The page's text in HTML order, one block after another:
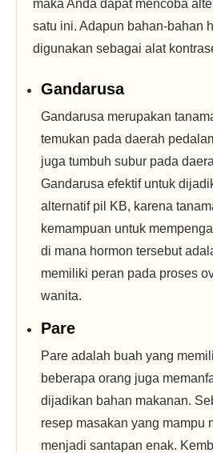
maka Anda dapat mencoba
satu ini. Adapun bahan-bahan
digunakan sebagai alat
Gandarusa
Gandarusa merupakan
temukan pada daerah
juga tumbuh subur pada
Gandarusa efektif untuk
alternatif pil KB, karena
kemampuan untuk
di mana hormon tersebut
memiliki peran pada proses
wanita.
Pare
Pare adalah buah yang
beberapa orang juga
dijadikan bahan makanan.
resep masakan yang mampu
menjadi santapan enak.